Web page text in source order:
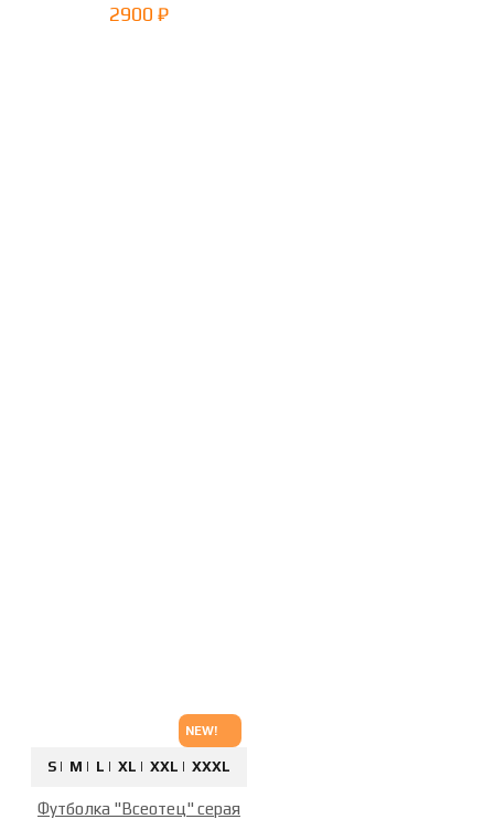
2900 ₽
NEW!
S | M | L | XL | XXL | XXXL
Футболка "Всеотец" серая